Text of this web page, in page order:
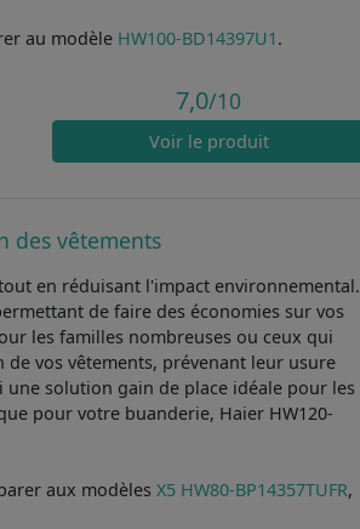
au modèle HW100-BD14397U1 .
7,0/10
Voirle produit
des vêtements
en réduisant l'impact environnemental.
de faire des économies sur vos
les familles nombreuses ou ceux qui
vos vêtements, prévenant leur usure
solution gain de place idéale pour les
pour votre buanderie, Haier HW120-
aux modèlesX5 HW80-BP14357TUFR,